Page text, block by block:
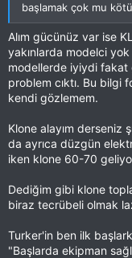
başlamak çok mu
Alım gücünüz var ise
yakınlarda modelci yok
modellerde iyiydi
problem cıktı. Bu bilgi
kendi gözlemem.
Klone alayım derseniz
da ayrıca düzgün
iken klone 60-70
Dediğim gibi klone
biraz tecrübeli olmak
Turker'in ben ilk
"Başlarda ekipman